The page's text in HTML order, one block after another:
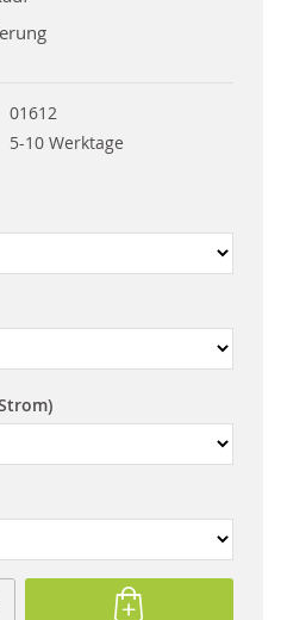
01612
5-10 Werktage